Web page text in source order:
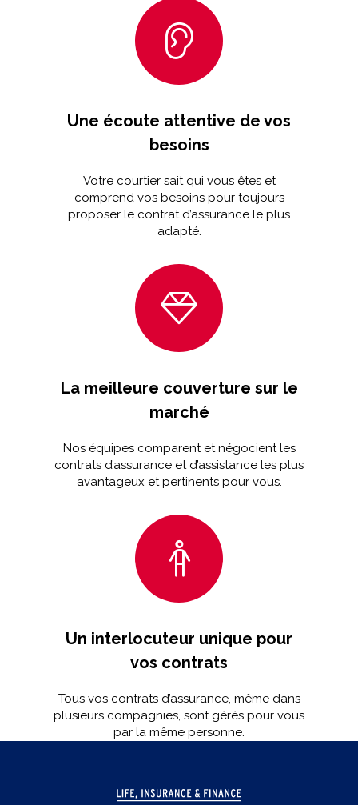
Une écoute attentive de vos
besoins
Votre courtier sait qui vous êtes et
comprend vos besoins pour toujours
proposer le contrat d’assurance le plus
adapté.
La meilleure couverture sur le
marché
Nos équipes comparent et négocient les
contrats d’assurance et d’assistance les plus
avantageux et pertinents pour vous.
Un interlocuteur unique pour
vos contrats
Tous vos contrats d’assurance, même dans
plusieurs compagnies, sont gérés pour vous
par la même personne.